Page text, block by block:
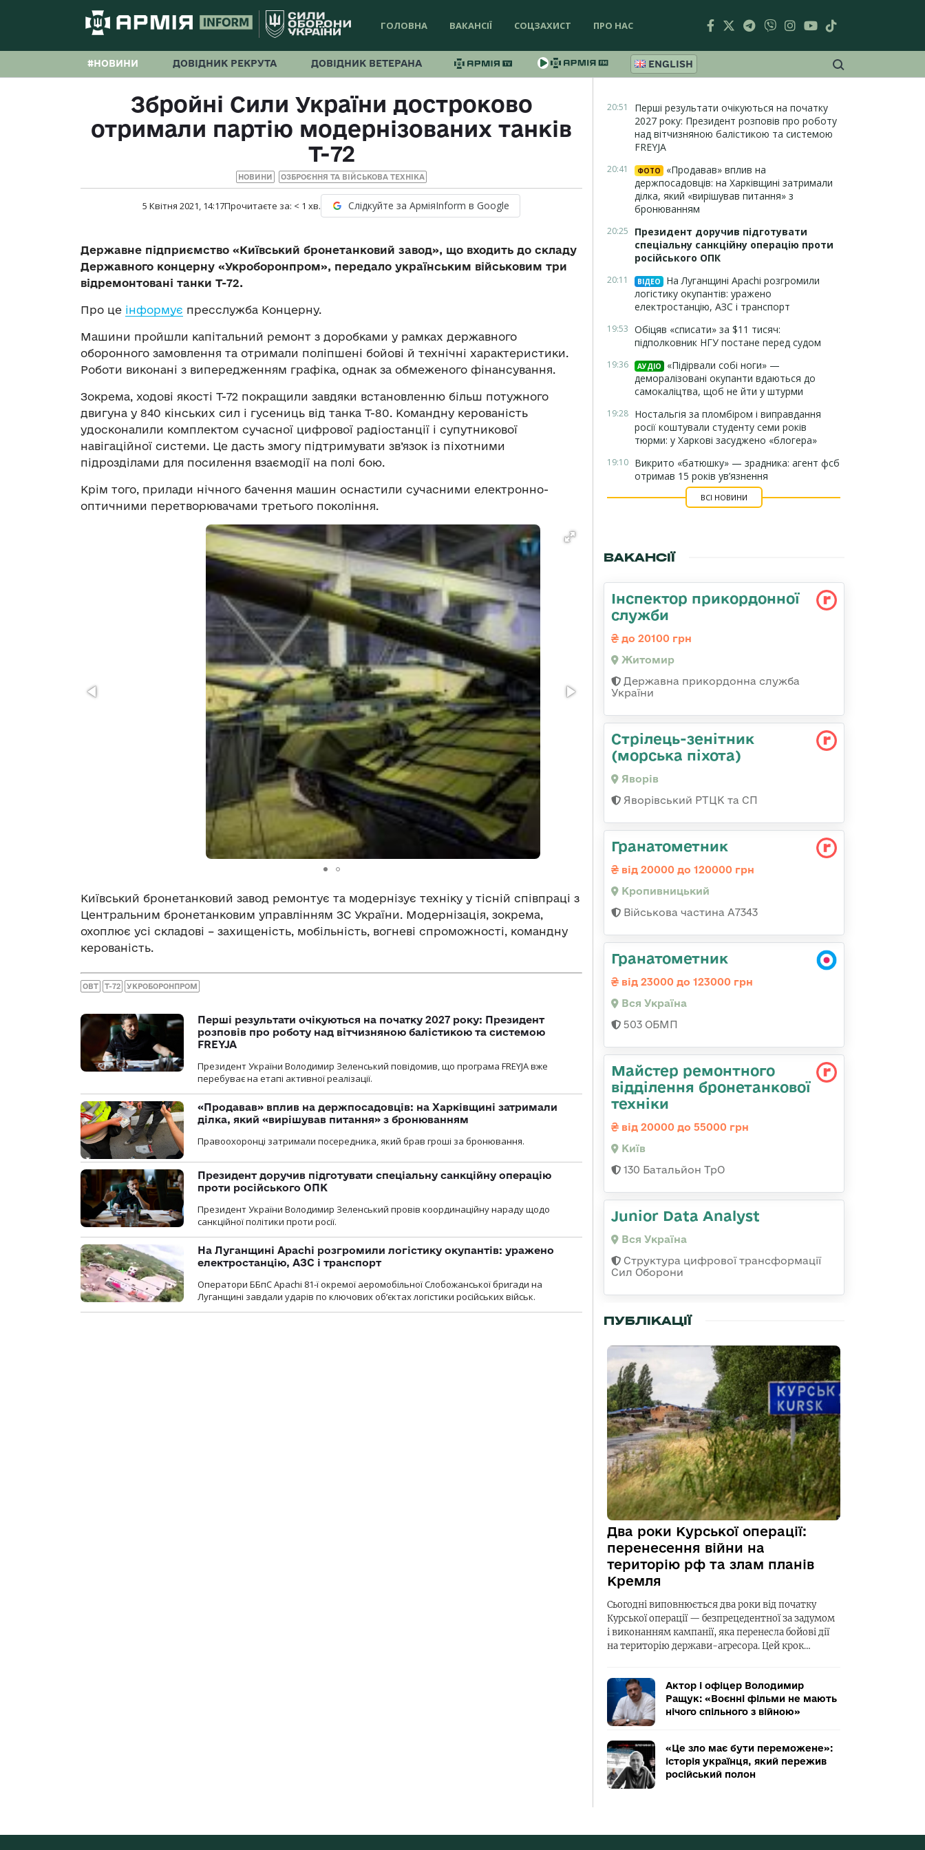
ГОЛОВНА ВАКАНСІЇ СОЦЗАХИСТ ПРО НАС
#НОВИНИ ДОВІДНИК РЕКРУТА ДОВІДНИК ВЕТЕРАНА ENGLISH
Збройні Сили України достроково
отримали партію модернізованих танків
Т-72
НОВИНИ ОЗБРОЄННЯ ТА ВІЙСЬКОВА ТЕХНІКА
5 Квітня 2021, 14:17Прочитаєте за: < 1 хв. Слідкуйте за АрміяInform в Google
Державне підприємство «Київський бронетанковий завод», що входить до складу
Державного концерну «Укроборонпром», передало українським військовим три
відремонтовані танки Т-72.
Про це інформує пресслужба Концерну.
Машини пройшли капітальний ремонт з доробками у рамках державного
оборонного замовлення та отримали поліпшені бойові й технічні характеристики.
Роботи виконані з випередженням графіка, однак за обмеженого фінансування.
Зокрема, ходові якості Т-72 покращили завдяки встановленню більш потужного
двигуна у 840 кінських сил і гусениць від танка Т-80. Командну керованість
удосконалили комплектом сучасної цифрової радіостанції і супутникової
навігаційної системи. Це дасть змогу підтримувати зв’язок із піхотними
підрозділами для посилення взаємодії на полі бою.
Крім того, прилади нічного бачення машин оснастили сучасними електронно-
оптичними перетворювачами третього покоління.
Київський бронетанковий завод ремонтує та модернізує техніку у тісній співпраці з
Центральним бронетанковим управлінням ЗС України. Модернізація, зокрема,
охоплює усі складові – захищеність, мобільність, вогневі спроможності, командну
керованість.
ОВТ Т-72 УКРОБОРОНПРОМ
Перші результати очікуються на початку 2027 року: Президент
розповів про роботу над вітчизняною балістикою та системою
FREYJA
Президент України Володимир Зеленський повідомив, що програма FREYJA вже
перебуває на етапі активної реалізації.
«Продавав» вплив на держпосадовців: на Харківщині затримали
ділка, який «вирішував питання» з бронюванням
Правоохоронці затримали посередника, який брав гроші за бронювання.
Президент доручив підготувати спеціальну санкційну операцію
проти російського ОПК
Президент України Володимир Зеленський провів координаційну нараду щодо
санкційної політики проти росії.
На Луганщині Apachi розгромили логістику окупантів: уражено
електростанцію, АЗС і транспорт
Оператори ББпС Apachi 81-ї окремої аеромобільної Слобожанської бригади на
Луганщині завдали ударів по ключових об’єктах логістики російських військ.
20:51
Перші результати очікуються на початку
2027 року: Президент розповів про роботу
над вітчизняною балістикою та системою
FREYJA
20:41 ФОТО
«Продавав» вплив на
держпосадовців: на Харківщині затримали
ділка, який «вирішував питання» з
бронюванням
20:25
Президент доручив підготувати
спеціальну санкційну операцію проти
російського ОПК
20:11 ВІДЕО
На Луганщині Apachi розгромили
логістику окупантів: уражено
електростанцію, АЗС і транспорт
19:53 Обіцяв «списати» за $11 тисяч:
підполковник НГУ постане перед судом
19:36 АУДІО
«Підірвали собі ноги» —
деморалізовані окупанти вдаються до
самокаліцтва, щоб не йти у штурми
19:28 Ностальгія за пломбіром і виправдання
росії коштували студенту семи років
тюрми: у Харкові засуджено «блогера»
19:10 Викрито «батюшку» — зрадника: агент фсб
отримав 15 років ув’язнення
ВСІ НОВИНИ
ВАКАНСІЇ
Інспектор прикордонної
служби
до 20100 грн
Житомир
Державна прикордонна служба
України
Стрілець-зенітник
(морська піхота)
Яворів
Яворівський РТЦК та СП
Гранатометник
від 20000 до 120000 грн
Кропивницький
Військова частина А7343
Гранатометник
від 23000 до 123000 грн
Вся Україна
503 ОБМП
Майстер ремонтного
відділення бронетанкової
техніки
від 20000 до 55000 грн
Київ
130 Батальйон ТрО
Junior Data Analyst
Вся Україна
Структура цифрової трансформації
Сил Оборони
ПУБЛІКАЦІЇ
Два роки Курської операції:
перенесення війни на
територію рф та злам планів
Кремля
Сьогодні виповнюється два роки від початку
Курської операції — безпрецедентної за задумом
і виконанням кампанії, яка перенесла бойові дії
на територію держави-агресора. Цей крок…
Актор і офіцер Володимир
Ращук: «Воєнні фільми не мають
нічого спільного з війною»
«Це зло має бути переможене»:
історія українця, який пережив
російський полон